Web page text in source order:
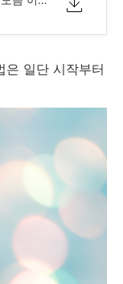
은 일단 시작부터